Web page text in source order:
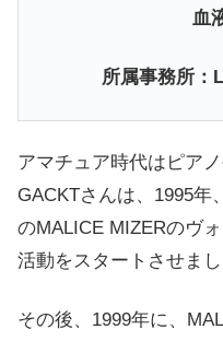
血
所属事務所：
アマチュア時代はピア
GACKTさんは、1995年
のMALICE MIZERのヴ
活動をスタートさせまし
その後、1999年に、